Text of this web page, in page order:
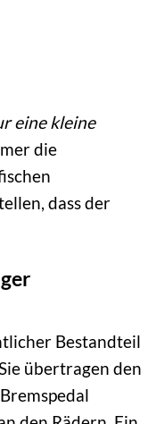
eine kleine
die
dass der
Bestandteil
übertragen den